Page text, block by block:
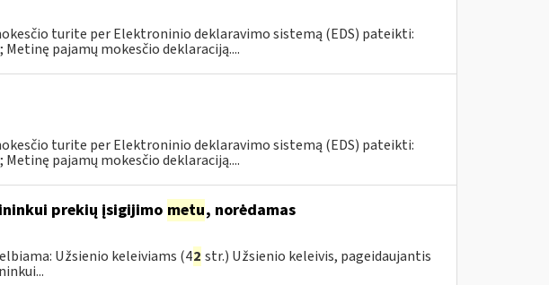
turite per Elektroninio deklaravimo sistemą (EDS) pateikti:
pajamų mokesčio deklaraciją....
turite per Elektroninio deklaravimo sistemą (EDS) pateikti:
pajamų mokesčio deklaraciją....
prekių įsigijimo metu, norėdamas
Užsienio keleiviams (42 str.) Užsienio keleivis, pageidaujantis